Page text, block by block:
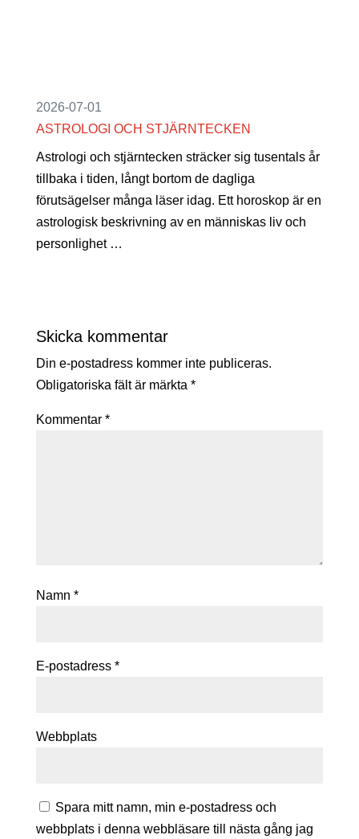
2026-07-01
ASTROLOGI OCH STJÄRNTECKEN
Astrologi och stjärntecken sträcker sig tusentals år
tillbaka i tiden, långt bortom de dagliga
förutsägelser många läser idag. Ett horoskop är en
astrologisk beskrivning av en människas liv och
personlighet …
Skicka kommentar
Din e-postadress kommer inte publiceras.
Obligatoriska fält är märkta *
Kommentar *
Namn *
E-postadress *
Webbplats
Spara mitt namn, min e-postadress och
webbplats i denna webbläsare till nästa gång jag